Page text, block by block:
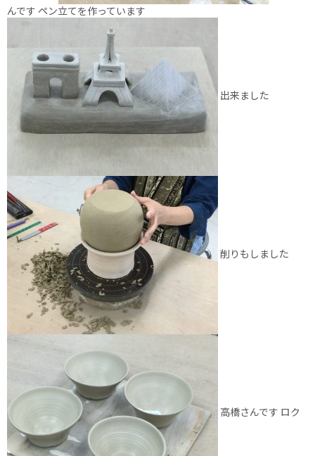
んです ペン立てを作っています
出来ました
削りもしました
高橋さんです ロク